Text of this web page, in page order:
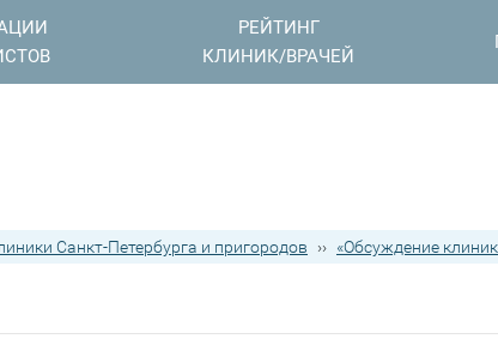
РЕЙТИНГ
КЛИНИК/ВРАЧЕЙ
Санкт-Петербурга и пригородов ›› «Обсуждение